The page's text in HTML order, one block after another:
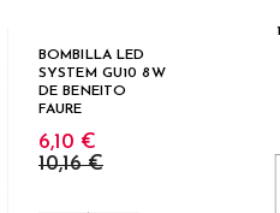
BOMBILLA LED
SYSTEM GU10 8W
DE BENEITO
FAURE
6,10 €
10,16 €